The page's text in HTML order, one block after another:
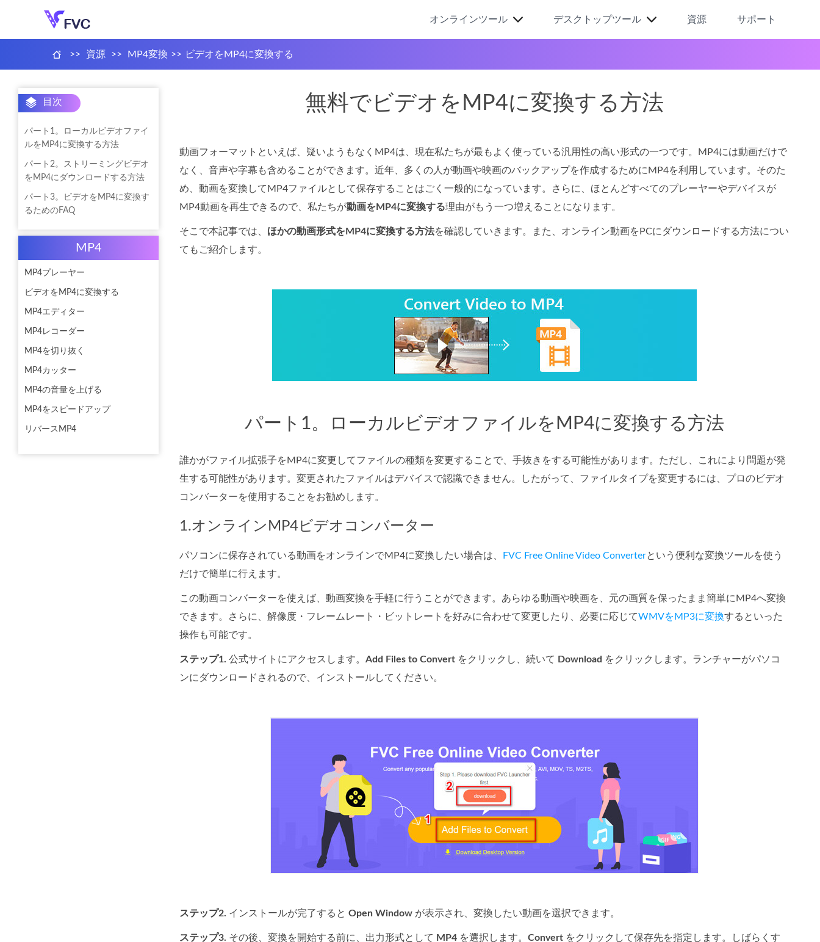
オンラインツール デスクトップツール 資源 サポート
>> 資源 >> MP4変換 >> ビデオをMP4に変換する
目次
パート1。ローカルビデオファイ
ルをMP4に変換する方法
パート2。ストリーミングビデオ
をMP4にダウンロードする方法
パート3。ビデオをMP4に変換す
るためのFAQ
MP4
MP4プレーヤー
ビデオをMP4に変換する
MP4エディター
MP4レコーダー
MP4を切り抜く
MP4カッター
MP4の音量を上げる
MP4をスピードアップ
リバースMP4
無料でビデオをMP4に変換する方法
動画フォーマットといえば、疑いようもなくMP4は、現在私たちが最もよく使っている汎用性の高い形式の一つです。MP4には動画だけで
なく、音声や字幕も含めることができます。近年、多くの人が動画や映画のバックアップを作成するためにMP4を利用しています。そのた
め、動画を変換してMP4ファイルとして保存することはごく一般的になっています。さらに、ほとんどすべてのプレーヤーやデバイスが
MP4動画を再生できるので、私たちが動画をMP4に変換する理由がもう一つ増えることになります。
そこで本記事では、 ほかの動画形式をMP4に変換する方法を確認していきます。また、オンライン動画をPCにダウンロードする方法につい
てもご紹介します。
パート1。ローカルビデオファイルをMP4に変換する方法
誰かがファイル拡張子をMP4に変更してファイルの種類を変更することで、手抜きをする可能性があります。ただし、これにより問題が発
生する可能性があります。変更されたファイルはデバイスで認識できません。したがって、ファイルタイプを変更するには、プロのビデオ
コンバーターを使用することをお勧めします。
1.オンラインMP4ビデオコンバーター
パソコンに保存されている動画をオンラインでMP4に変換したい場合は、 FVC Free Online Video Converterという便利な変換ツールを使う
だけで簡単に行えます。
この動画コンバーターを使えば、動画変換を手軽に行うことができます。あらゆる動画や映画を、元の画質を保ったまま簡単にMP4へ変換
できます。さらに、解像度・フレームレート・ビットレートを好みに合わせて変更したり、必要に応じてWMVをMP3に変換するといった
操作も可能です。
ステップ1. 公式サイトにアクセスします。 Add Files to Convert をクリックし、続いて Download をクリックします。ランチャーがパソコ
ンにダウンロードされるので、インストールしてください。
ステップ2. インストールが完了すると Open Window が表示され、変換したい動画を選択できます。
ステップ3. その後、変換を開始する前に、出力形式として MP4 を選択します。 Convert をクリックして保存先を指定します。しばらくす